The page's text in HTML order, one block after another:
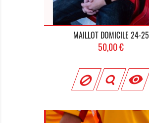
MAILLOT DOMICILE 24-25
Prix
50,00 €
